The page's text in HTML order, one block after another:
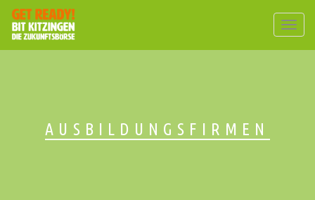
AUSBILDUNGSFIRMEN